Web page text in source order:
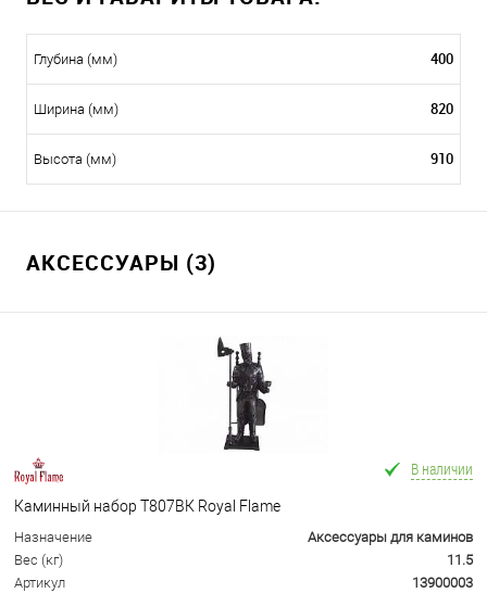
Глубина (мм) 400
Ширина (мм) 820
Высота (мм) 910
АКСЕССУАРЫ (3)
В наличии
Каминный набор Т807ВК Royal Flame
Назначение
Аксессуары для каминов
Вес (кг)
11.5
Артикул
13900003